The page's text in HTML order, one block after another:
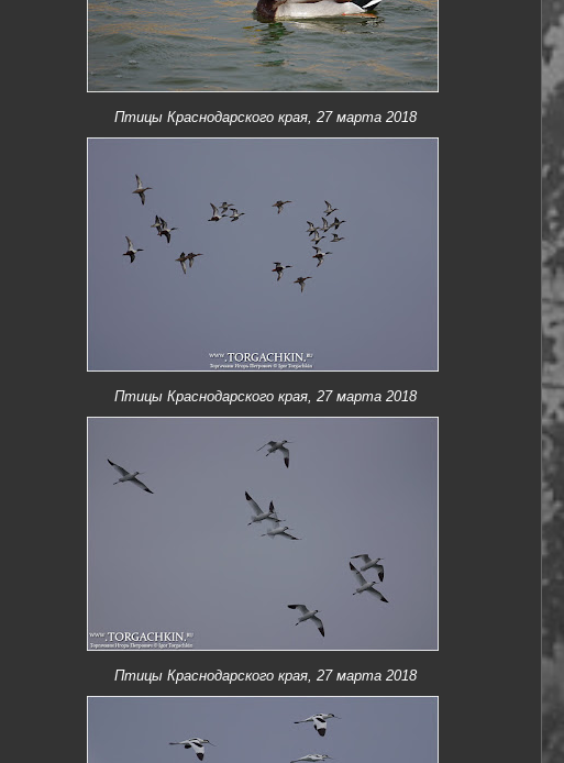
Птицы Краснодарского края, 27 марта 2018
Птицы Краснодарского края, 27 марта 2018
Птицы Краснодарского края, 27 марта 2018